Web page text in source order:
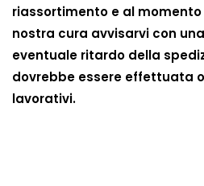
riassortimento e al
nostra cura avvisarvi con
eventuale ritardo della
dovrebbe essere effettuata
lavorativi.